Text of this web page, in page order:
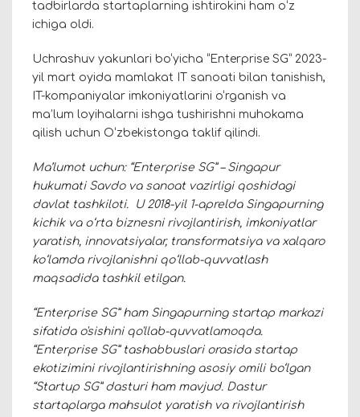
tadbirlarda startaplarning ishtirokini ham oʻz
ichiga oldi.
Uchrashuv yakunlari bo‘yicha “Enterprise SG” 2023-
yil mart oyida mamlakat IT sanoati bilan tanishish,
IT-kompaniyalar imkoniyatlarini o‘rganish va
ma’lum loyihalarni ishga tushirishni muhokama
qilish uchun O‘zbekistonga taklif qilindi.
Ma’lumot uchun: “Enterprise SG” – Singapur
hukumati Savdo va sanoat vazirligi qoshidagi
davlat tashkiloti. U 2018-yil 1-aprelda Singapurning
kichik va oʻrta biznesni rivojlantirish, imkoniyatlar
yaratish, innovatsiyalar, transformatsiya va xalqaro
koʻlamda rivojlanishni qoʻllab-quvvatlash
maqsadida tashkil etilgan.
“Enterprise SG” ham Singapurning startap markazi
sifatida o'sishini qo'llab-quvvatlamoqda.
“Enterprise SG” tashabbuslari orasida startap
ekotizimini rivojlantirishning asosiy omili bo‘lgan
“Startup SG” dasturi ham mavjud. Dastur
startaplarga mahsulot yaratish va rivojlantirish